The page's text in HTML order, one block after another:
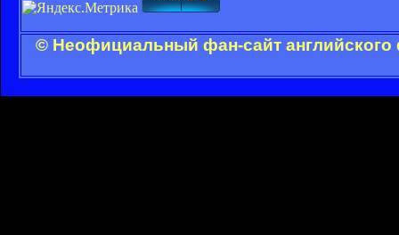
© Неофициальный фан-сайт английского